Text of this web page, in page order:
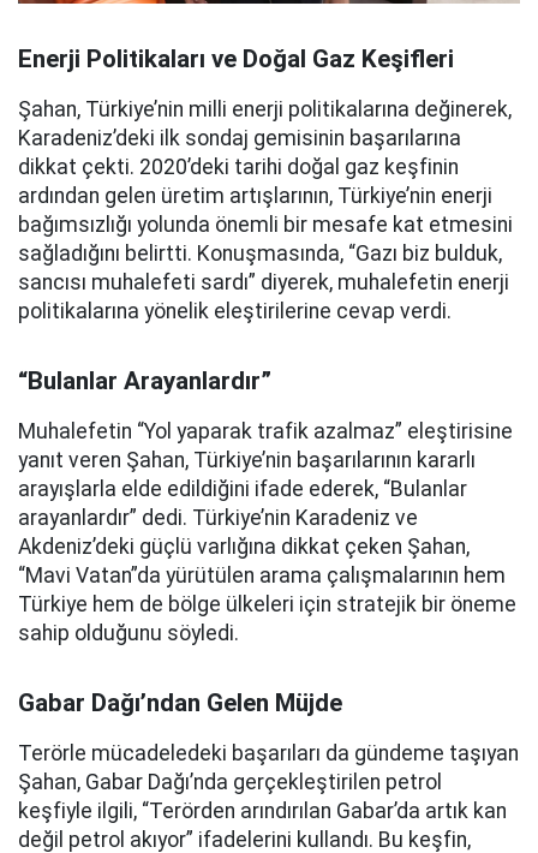
Enerji Politikaları ve Doğal Gaz Keşifleri
Şahan, Türkiye’nin milli enerji politikalarına değinerek,
Karadeniz’deki ilk sondaj gemisinin başarılarına
dikkat çekti. 2020’deki tarihi doğal gaz keşfinin
ardından gelen üretim artışlarının, Türkiye’nin enerji
bağımsızlığı yolunda önemli bir mesafe kat etmesini
sağladığını belirtti. Konuşmasında, “Gazı biz bulduk,
sancısı muhalefeti sardı” diyerek, muhalefetin enerji
politikalarına yönelik eleştirilerine cevap verdi.
“Bulanlar Arayanlardır”
Muhalefetin “Yol yaparak trafik azalmaz” eleştirisine
yanıt veren Şahan, Türkiye’nin başarılarının kararlı
arayışlarla elde edildiğini ifade ederek, “Bulanlar
arayanlardır” dedi. Türkiye’nin Karadeniz ve
Akdeniz’deki güçlü varlığına dikkat çeken Şahan,
“Mavi Vatan”da yürütülen arama çalışmalarının hem
Türkiye hem de bölge ülkeleri için stratejik bir öneme
sahip olduğunu söyledi.
Gabar Dağı’ndan Gelen Müjde
Terörle mücadeledeki başarıları da gündeme taşıyan
Şahan, Gabar Dağı’nda gerçekleştirilen petrol
keşfiyle ilgili, “Terörden arındırılan Gabar’da artık kan
değil petrol akıyor” ifadelerini kullandı. Bu keşfin,